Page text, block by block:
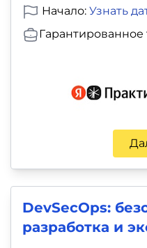
Начало: Узнать
Гарантированное
DevSecOps:
разработка и